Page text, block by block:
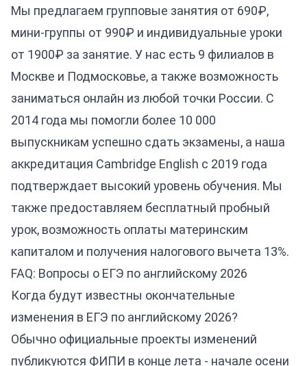
Мы предлагаем групповые занятия от 690₽,
мини-группы от 990₽ и индивидуальные уроки
от 1900₽ за занятие. У нас есть 9 филиалов в
Москве и Подмосковье, а также возможность
заниматься онлайн из любой точки России. С
2014 года мы помогли более 10 000
выпускникам успешно сдать экзамены, а наша
аккредитация Cambridge English с 2019 года
подтверждает высокий уровень обучения. Мы
также предоставляем бесплатный пробный
урок, возможность оплаты материнским
капиталом и получения налогового вычета 13%.
FAQ: Вопросы о ЕГЭ по английскому 2026
Когда будут известны окончательные
изменения в ЕГЭ по английскому 2026?
Обычно официальные проекты изменений
публикуются ФИПИ в конце лета - начале осени